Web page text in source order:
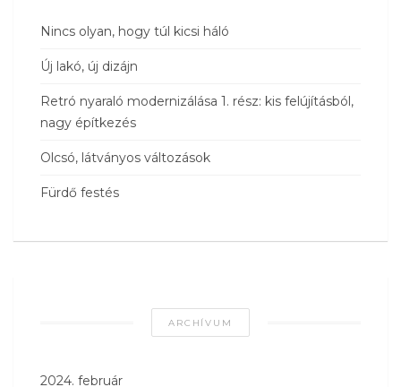
Nincs olyan, hogy túl kicsi háló
Új lakó, új dizájn
Retró nyaraló modernizálása 1. rész: kis felújításból,
nagy építkezés
Olcsó, látványos változások
Fürdő festés
ARCHÍVUM
2024. február